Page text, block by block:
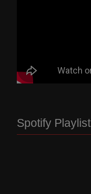
Spotify Playlist